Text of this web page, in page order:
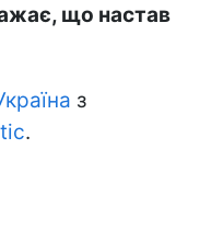
що настав
з
.